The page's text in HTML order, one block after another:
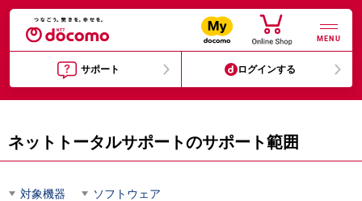
MENU
サポート ログインする
ネットトータルサポートのサポート範囲
対象機器
ソフトウェア